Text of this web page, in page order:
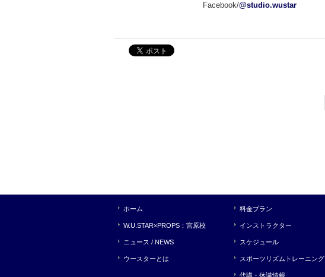
Facebook/@studio.wustar
ホーム
W.U.STAR×PROPS：宮原校
ニュース / NEWS
ウースターとは
料金プラン
インストラクター
スケジュール
スポーツリズムトレーニング
代講・休講情報